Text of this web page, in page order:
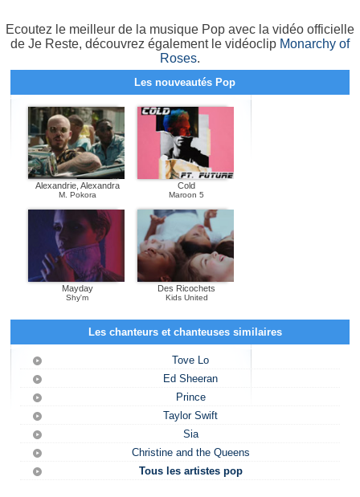
Ecoutez le meilleur de la musique Pop avec la vidéo officielle
de Je Reste, découvrez également le vidéoclip Monarchy of
Roses.
Les nouveautés Pop
Alexandrie, Alexandra
M. Pokora
Cold
Maroon 5
Mayday
Shy'm
Des Ricochets
Kids United
Les chanteurs et chanteuses similaires
Tove Lo
Ed Sheeran
Prince
Taylor Swift
Sia
Christine and the Queens
Tous les artistes pop